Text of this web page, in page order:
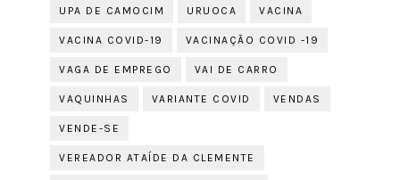
UPA DE CAMOCIM URUOCA VACINA
VACINA COVID-19 VACINAÇÃO COVID -19
VAGA DE EMPREGO VAI DE CARRO
VAQUINHAS VARIANTE COVID VENDAS
VENDE-SE
VEREADOR ATAÍDE DA CLEMENTE